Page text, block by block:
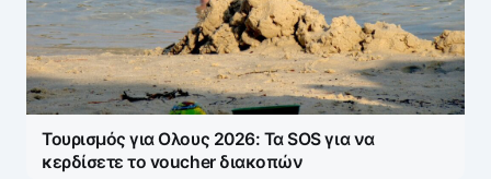
E-mail*
Save my name and e-mail in this browser for the
next time I comment.
Τουρισμός για Ολους 2026: Τα SOS για να
κερδίσετε το voucher διακοπών